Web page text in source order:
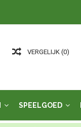
VERGELIJK (0)
SPEELGOED